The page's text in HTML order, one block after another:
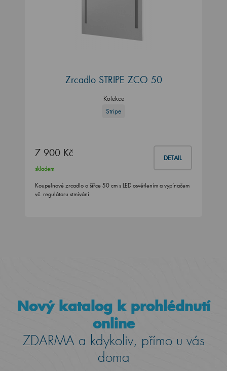
Zrcadlo STRIPE ZCO 50
Kolekce
Stripe
7 900 Kč DETAIL
skladem
Koupelnové zrcadlo o šířce 50 cm s LED osvětlením a vypínačem
vč. regulátoru stmívání
Nový katalog k prohlédnutí
online
ZDARMA a kdykoliv, přímo u vás
doma